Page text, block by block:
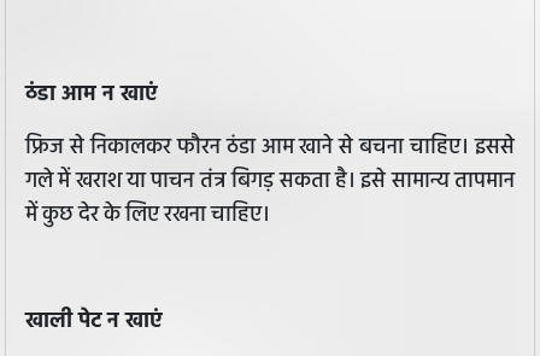
ठंडा आम न खाएं
फ्रिज से निकालकर फौरन ठंडा आम खाने से बचना चाहिए। इससे
गले में खराश या पाचन तंत्र बिगड़ सकता है। इसे सामान्य तापमान
में कुछ देर के लिए रखना चाहिए।
खाली पेट न खाएं